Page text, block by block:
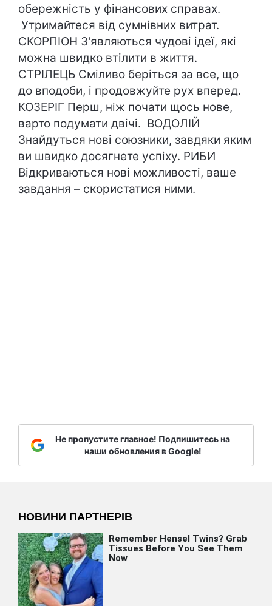
обережність у фінансових справах.
Утримайтеся від сумнівних витрат.
СКОРПІОН З'являються чудові ідеї, які
можна швидко втілити в життя.
СТРІЛЕЦЬ Сміливо беріться за все, що
до вподоби, і продовжуйте рух вперед.
КОЗЕРІГ Перш, ніж почати щось нове,
варто подумати двічі. ВОДОЛІЙ
Знайдуться нові союзники, завдяки яким
ви швидко досягнете успіху. РИБИ
Відкриваються нові можливості, ваше
завдання – скористатися ними.
Не пропустите главное! Подпишитесь на
наши обновления в Google!